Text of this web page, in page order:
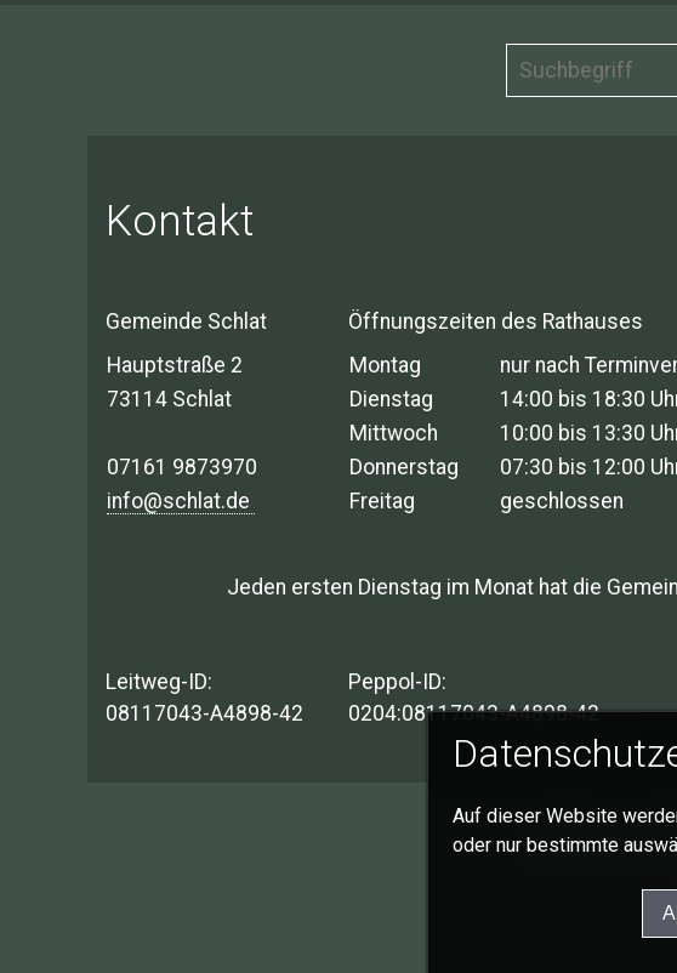
Kontakt
Gemeinde Schlat
Hauptstraße 2
73114 Schlat
07161 9873970
info@schlat.de
Öffnungszeiten des Rathauses
Montag
nur nach
Dienstag
14:00 bis 18:30
Mittwoch
10:00 bis 13:30
Donnerstag
07:30 bis 12:00
Freitag
geschlossen
Jeden ersten Dienstag im Monat hat die
Leitweg-ID:
08117043-A4898-42
Peppol-ID:
0204:08117043-A4898-42
Impressum
Auf dieser Website
oder nur bestimmte